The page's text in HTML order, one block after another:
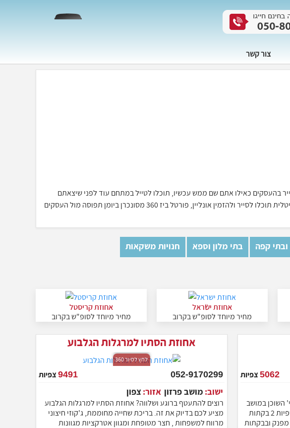
צור קשר
תוכלו לסייר בהעסקים כאילו אתם שם ממש עכשיו, תוכלו לטייל במתחם עוד לפני שיצאתם
מהבית, יחד עם מערכת ההזמנות וחתימה דיגיטלית תוכלו לסייר ולהזמין אונליין, פורטל ביז 360 מסונכרן ביומן תפוסה מול העסקים
קפה בתי מלון וספא
חנויות משקאות
אחוזת קריסטל
מחיר מיוחד לסופ"ש בקרוב
אחוזת ישראל
מחיר מיוחד לסופ"ש בקרוב
אחוזת הסתיו למרגלות הגלבוע
לחץ לסיור 360
052-9170299
9491צפיות
ישוב:מושב פרזון אזור:צפון
רוצים להתעטף ברוגע ושלווה? אחוזת הסתיו למרגלות הגלבוע
מציע לכם בדיוק את זה. בריכת שחייה מחוממת, ג'קוזי חיצוני
מרווח למשפחות , חצר מטופחת ומגוון אטרקציות מגוונות
5062צפיות
השוכן במושב
מעונה בגליל המערבי. במתחם 3 בקתות עץ יפיפיות 2 בקתות
מפנק ובבקתות